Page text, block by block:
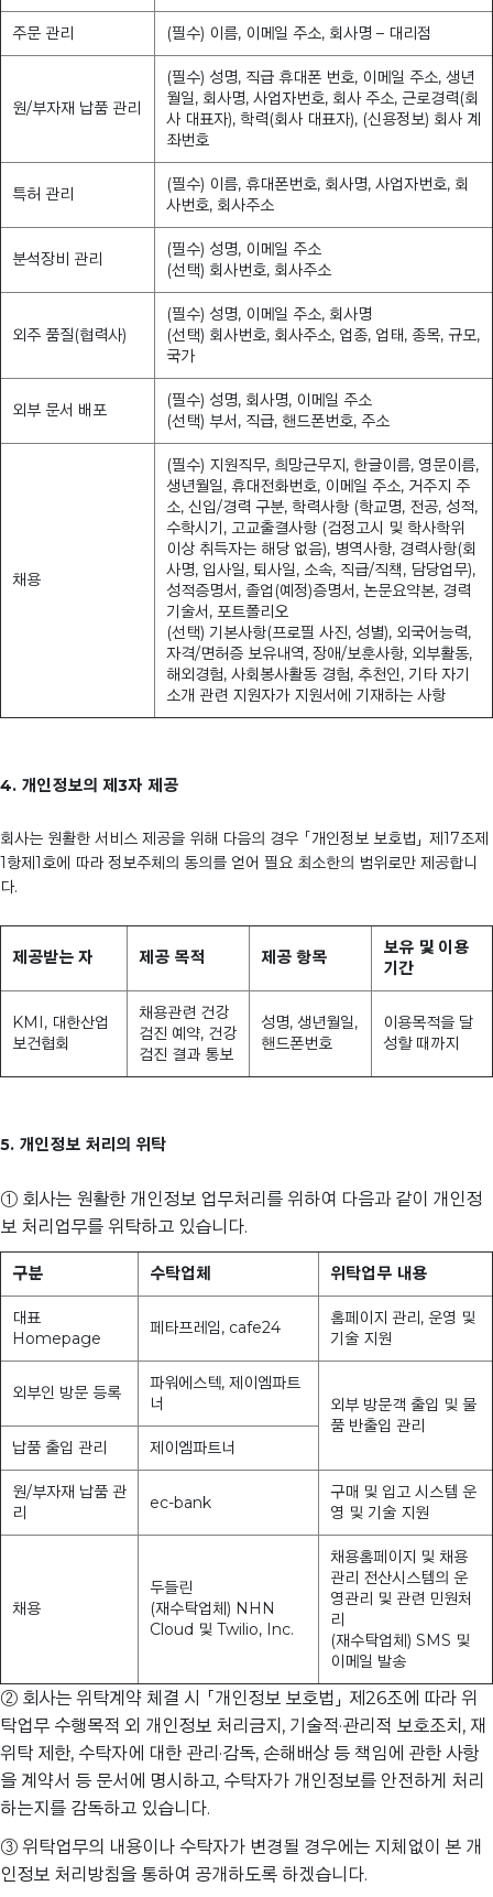
주문 관리 (필수) 이름, 이메일 주소, 회사명 – 대리점
원/부자재 납품 관리
(필수) 성명, 직급 휴대폰 번호, 이메일 주소, 생년
월일, 회사명, 사업자번호, 회사 주소, 근로경력(회
사 대표자), 학력(회사 대표자), (신용정보) 회사 계
좌번호
특허 관리
(필수) 이름, 휴대폰번호, 회사명, 사업자번호, 회
사번호, 회사주소
분석장비 관리
(필수) 성명, 이메일 주소
(선택) 회사번호, 회사주소
외주 품질(협력사)
(필수) 성명, 이메일 주소, 회사명
(선택) 회사번호, 회사주소, 업종, 업태, 종목, 규모,
국가
외부 문서 배포
(필수) 성명, 회사명, 이메일 주소
(선택) 부서, 직급, 핸드폰번호, 주소
채용
(필수) 지원직무, 희망근무지, 한글이름, 영문이름,
생년월일, 휴대전화번호, 이메일 주소, 거주지 주
소, 신입/경력 구분, 학력사항 (학교명, 전공, 성적,
수학시기, 고교출결사항 (검정고시 및 학사학위
이상 취득자는 해당 없음), 병역사항, 경력사항(회
사명, 입사일, 퇴사일, 소속, 직급/직책, 담당업무),
성적증명서, 졸업(예정)증명서, 논문요약본, 경력
기술서, 포트폴리오
(선택) 기본사항(프로필 사진, 성별), 외국어능력,
자격/면허증 보유내역, 장애/보훈사항, 외부활동,
해외경험, 사회봉사활동 경험, 추천인, 기타 자기
소개 관련 지원자가 지원서에 기재하는 사항
4. 개인정보의 제3자 제공
회사는 원활한 서비스 제공을 위해 다음의 경우 「개인정보 보호법」 제17조제
1항제1호에 따라 정보주체의 동의를 얻어 필요 최소한의 범위로만 제공합니
다.
제공받는 자 제공 목적 제공 항목
보유 및 이용
기간
KMI, 대한산업
보건협회
채용관련 건강
검진 예약, 건강
검진 결과 통보
성명, 생년월일,
핸드폰번호
이용목적을 달
성할 때까지
5. 개인정보 처리의 위탁
① 회사는 원활한 개인정보 업무처리를 위하여 다음과 같이 개인정
보 처리업무를 위탁하고 있습니다.
구분 수탁업체 위탁업무 내용
대표
Homepage
페타프레임, cafe24
홈페이지 관리, 운영 및
기술 지원
외부인 방문 등록
파워에스텍, 제이엠파트
너
외부 방문객 출입 및 물
품 반출입 관리
납품 출입 관리
제이엠파트너
원/부자재 납품 관
리
ec-bank
구매 및 입고 시스템 운
영 및 기술 지원
채용
두들린
(재수탁업체) NHN
Cloud 및 Twilio, Inc.
채용홈페이지 및 채용
관리 전산시스템의 운
영관리 및 관련 민원처
리
(재수탁업체) SMS 및
이메일 발송
② 회사는 위탁계약 체결 시 「개인정보 보호법」 제26조에 따라 위
탁업무 수행목적 외 개인정보 처리금지, 기술적·관리적 보호조치, 재
위탁 제한, 수탁자에 대한 관리·감독, 손해배상 등 책임에 관한 사항
을 계약서 등 문서에 명시하고, 수탁자가 개인정보를 안전하게 처리
하는지를 감독하고 있습니다.
③ 위탁업무의 내용이나 수탁자가 변경될 경우에는 지체없이 본 개
인정보 처리방침을 통하여 공개하도록 하겠습니다.